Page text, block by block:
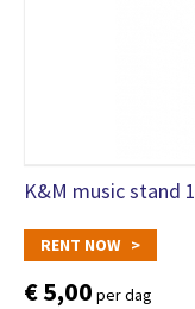
K&M music stand 1
RENT NOW >
€ 5,00 per dag